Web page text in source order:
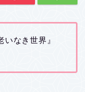
いなき世界』